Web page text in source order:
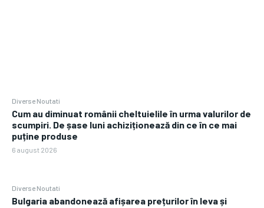
Diverse Noutati
Cum au diminuat românii cheltuielile în urma valurilor de
scumpiri. De șase luni achiziționează din ce în ce mai
puține produse
6 august 2026
Diverse Noutati
Bulgaria abandonează afișarea prețurilor în leva și